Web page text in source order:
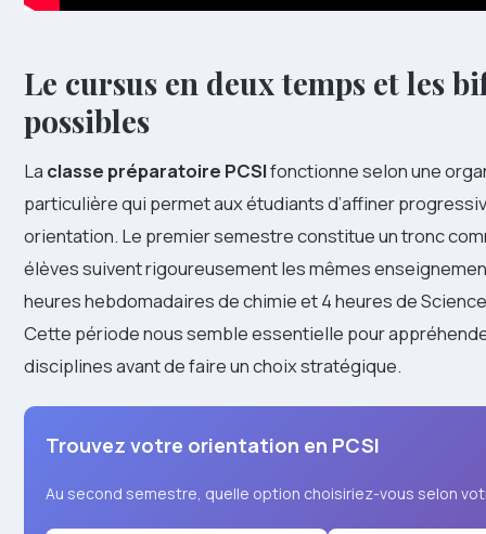
Le cursus en deux temps et les
possibles
La classe préparatoire PCSIfonctionne selon une
particulière qui permet aux étudiants d’affiner
orientation. Le premier semestre constitue un tronc
élèves suivent rigoureusement les mêmes
heures hebdomadaires de chimie et 4 heures de
Cette période nous semble essentielle pour
disciplines avant de faire un choix stratégique.
Trouvez votre orientation en PCSI
Au second semestre, quelle option choisiriez-vous selon